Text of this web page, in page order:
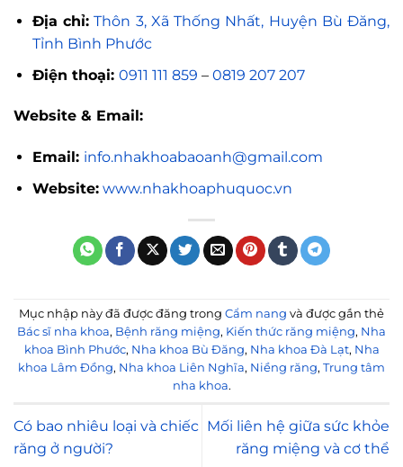
Địa chỉ: Thôn 3, Xã Thống Nhất, Huyện Bù Đăng,
Tỉnh Bình Phước
Điện thoại: 0911 111 859 – 0819 207 207
Website & Email:
Email: info.nhakhoabaoanh@gmail.com
Website: www.nhakhoaphuquoc.vn
Mục nhập này đã được đăng trong Cẩm nang và được gắn thẻ
Bác sĩ nha khoa, Bệnh răng miệng, Kiến thức răng miệng, Nha
khoa Bình Phước, Nha khoa Bù Đăng, Nha khoa Đà Lạt, Nha
khoa Lâm Đồng, Nha khoa Liên Nghĩa, Niềng răng, Trung tâm
nha khoa.
Có bao nhiêu loại và chiếc
răng ở người?
Mối liên hệ giữa sức khỏe
răng miệng và cơ thể